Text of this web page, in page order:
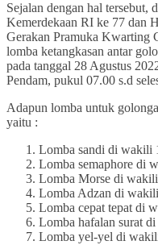
Sejalan dengan hal tersebut,
Kemerdekaan RI ke 77 dan
Gerakan Pramuka Kwarting
lomba ketangkasan antar
pada tanggal 28 Agustus
Pendam, pukul 07.00 s.d
Adapun lomba untuk
yaitu :
Lomba sandi di wakili
Lomba semaphore di
Lomba Morse di
Lomba Adzan di
Lomba cepat tepat di
Lomba hafalan surat
Lomba yel-yel di